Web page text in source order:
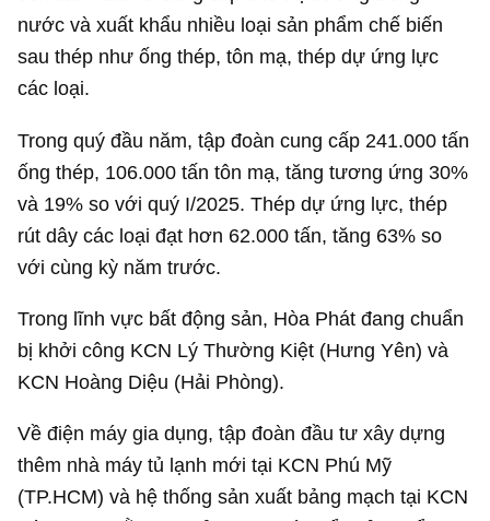
nước và xuất khẩu nhiều loại sản phẩm chế biến
sau thép như ống thép, tôn mạ, thép dự ứng lực
các loại.
Trong quý đầu năm, tập đoàn cung cấp 241.000 tấn
ống thép, 106.000 tấn tôn mạ, tăng tương ứng 30%
và 19% so với quý I/2025. Thép dự ứng lực, thép
rút dây các loại đạt hơn 62.000 tấn, tăng 63% so
với cùng kỳ năm trước.
Trong lĩnh vực bất động sản, Hòa Phát đang chuẩn
bị khởi công KCN Lý Thường Kiệt (Hưng Yên) và
KCN Hoàng Diệu (Hải Phòng).
Về điện máy gia dụng, tập đoàn đầu tư xây dựng
thêm nhà máy tủ lạnh mới tại KCN Phú Mỹ
(TP.HCM) và hệ thống sản xuất bảng mạch tại KCN